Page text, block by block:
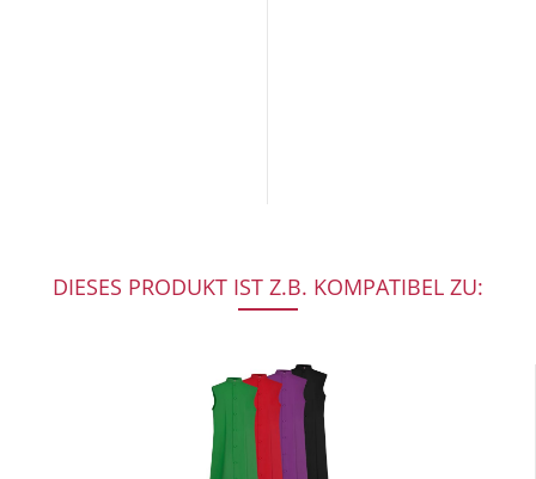
DIESES PRODUKT IST Z.B. KOMPATIBEL ZU: